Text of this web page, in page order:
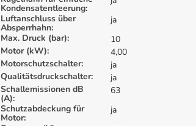
Kondensatentleerung:
Luftanschluss über
Absperrhahn:
ja
Max. Druck (bar):
10
Motor (kW):
4,00
Motorschutzschalter:
ja
Qualitätsdruckschalter:
ja
Schallemissionen dB
(A):
63
Schutzabdeckung für
Motor:
ja